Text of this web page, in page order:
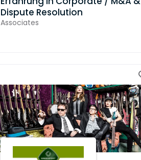
Dispute Resolution
Associates